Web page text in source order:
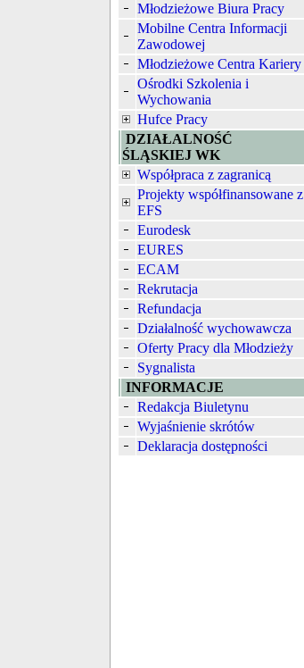
Młodzieżowe Biura Pracy
Mobilne Centra Informacji
Zawodowej
Młodzieżowe Centra Kariery
Ośrodki Szkolenia i
Wychowania
Hufce Pracy
DZIAŁALNOŚĆ
ŚLĄSKIEJ WK
Współpraca z zagranicą
Projekty współfinansowane z
EFS
Eurodesk
EURES
ECAM
Rekrutacja
Refundacja
Działalność wychowawcza
Oferty Pracy dla Młodzieży
Sygnalista
INFORMACJE
Redakcja Biuletynu
Wyjaśnienie skrótów
Deklaracja dostępności